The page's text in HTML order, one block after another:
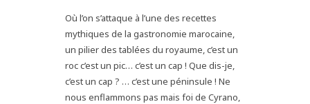
Où l’on s’attaque à l’une des recettes
mythiques de la gastronomie marocaine,
un pilier des tablées du royaume, c’est un
roc c’est un pic… c’est un cap ! Que dis-je,
c’est un cap ? … c’est une péninsule ! Ne
nous enflammons pas mais foi de Cyrano,